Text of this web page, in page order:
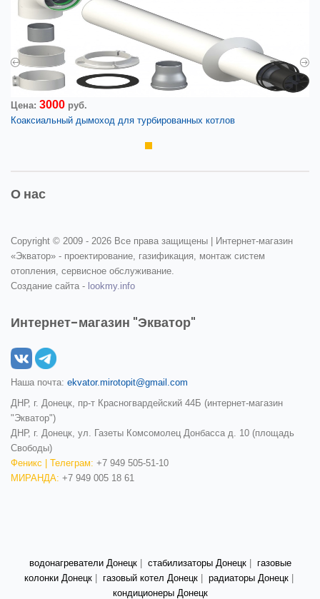
Цена: 3000 руб.
Коаксиальный дымоход для турбированных котлов
О нас
Copyright © 2009 - 2026 Все права защищены | Интернет-магазин
«Экватор» - проектирование, газификация, монтаж систем
отопления, сервисное обслуживание.
Создание сайта - lookmy.info
Интернет-магазин "Экватор"
Наша почта: ekvator.mirotopit@gmail.com
ДНР, г. Донецк, пр-т Красногвардейский 44Б (интернет-магазин
"Экватор")
ДНР, г. Донецк, ул. Газеты Комсомолец Донбасса д. 10 (площадь
Свободы)
Феникс | Телеграм: +7 949 505-51-10
МИРАНДА: +7 949 005 18 61
водонагреватели Донецк| стабилизаторы Донецк|
газовые
колонки Донецк| газовый котел Донецк| радиаторы Донецк|
кондиционеры Донецк